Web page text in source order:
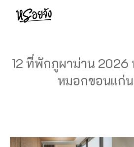
Skip
12 ที่พักภูผาม่าน 2026
หมอกขอนแก่